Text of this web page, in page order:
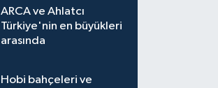
ARCA ve Ahlatcı
Türkiye'nin en büyükleri
arasında
Hobi bahçeleri ve